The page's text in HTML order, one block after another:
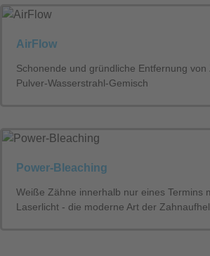
AirFlow
Schonende und gründliche Entfernung
Pulver-Wasserstrahl-Gemisch
Power-Bleaching
Weiße Zähne innerhalb nur eines Termins
Laserlicht - die moderne Art der